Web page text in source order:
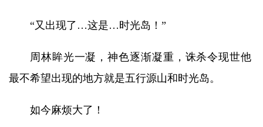
“又出现了…这是…时光岛！”
周林眸光一凝，神色逐渐凝重，诛杀令现世他
最不希望出现的地方就是五行源山和时光岛。
如今麻烦大了！